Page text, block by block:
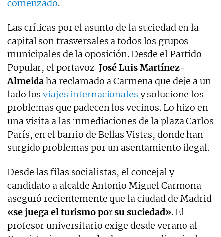
comenzado.
Las críticas por el asunto de la suciedad en la
capital son trasversales a todos los grupos
municipales de la oposición. Desde el Partido
Popular, el portavoz José Luis Martínez-
Almeidaha reclamado a Carmena que deje a un
lado los viajes internacionales y solucione los
problemas que padecen los vecinos. Lo hizo en
una visita a las inmediaciones de la plaza Carlos
París, en el barrio de Bellas Vistas, donde han
surgido problemas por un asentamiento ilegal.
Desde las filas socialistas, el concejal y
candidato a alcalde Antonio Miguel Carmona
aseguró recientemente que la ciudad de Madrid
«se juega el turismo por su suciedad». El
profesor universitario exige desde verano al